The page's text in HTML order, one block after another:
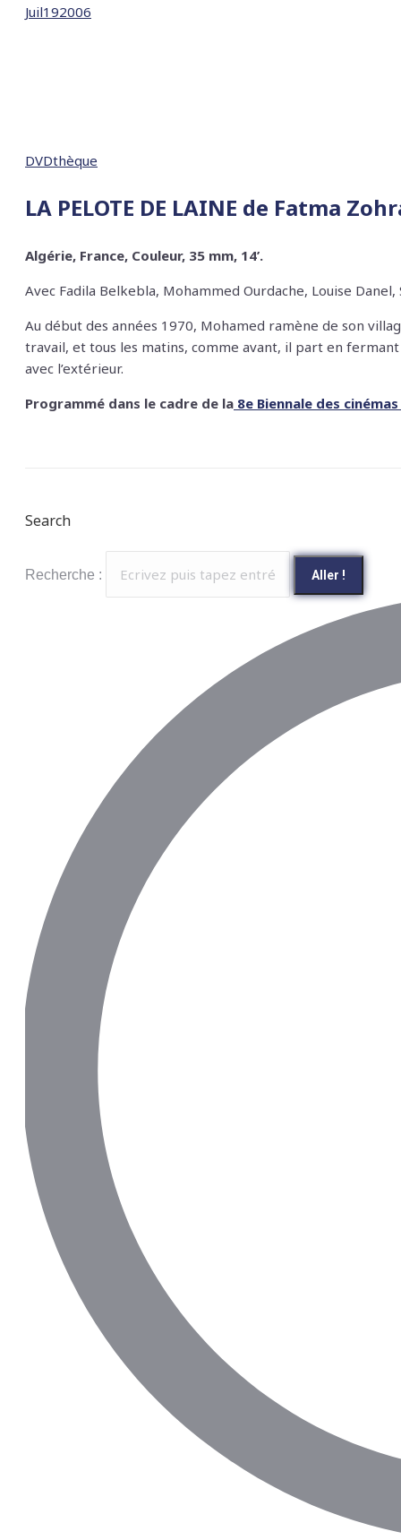
Juil192006
DVDthèque
LA PELOTE DE LAINE de Fatma
Algérie, France, Couleur, 35 mm, 14’.
Avec Fadila Belkebla, Mohammed Ourdache, Louise Danel,
Au début des années 1970, Mohamed ramène de son
travail, et tous les matins, comme avant, il part en
avec l’extérieur.
Programmé dans le cadre de la 8e Biennale des
Search
Recherche :